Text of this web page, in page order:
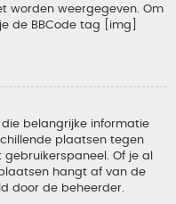
worden weergegeven. Om
de BBCode tag [img]
belangrijke informatie
plaatsen tegen
Of je al
hangt af van de
door de beheerder.